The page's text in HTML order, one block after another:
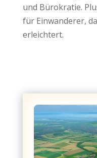
und Bürokratie.
für Einwanderer,
erleichtert.